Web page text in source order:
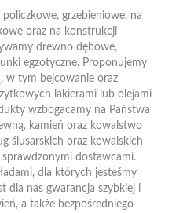
grzebieniowe, na
oraz na konstrukcji
drewno dębowe,
egzotyczne. Proponujemy
w tym bejcowanie oraz
lakierami lub olejami
wzbogacamy na Państwa
kamień oraz kowalstwo
ślusarskich oraz kowalskich
sprawdzonymi dostawcami.
dla których jesteśmy
dla nas gwarancja szybkiej i
a także bezpośredniego